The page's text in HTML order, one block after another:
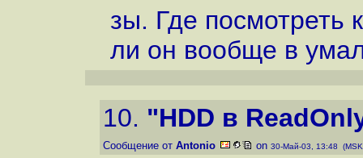
зы. Где посмотреть
ли он вообще в
10. "HDD в
Сообщение от Antonio on 30-Май-03, 13:48